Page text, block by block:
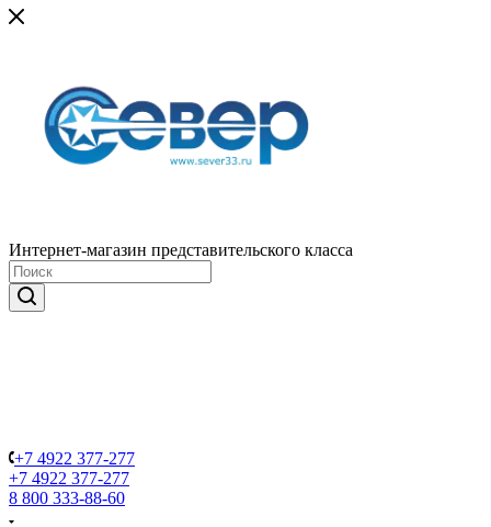
Интернет-магазин представительского класса
+7 4922 377-277
+7 4922 377-277
8 800 333-88-60